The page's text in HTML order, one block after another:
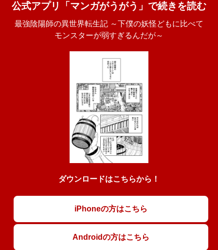
公式アプリ「マンガがうがう」で続きを読む
最強陰陽師の異世界転生記 ～下僕の妖怪どもに比べて
モンスターが弱すぎるんだが～
ダウンロードはこちらから！
iPhoneの方はこちら
Androidの方はこちら